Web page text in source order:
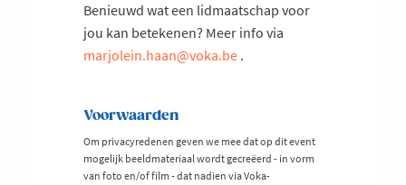
Benieuwd wat een lidmaatschap voor
jou kan betekenen? Meer info via
marjolein.haan@voka.be .
Voorwaarden
Om privacyredenen geven we mee dat op dit event
mogelijk beeldmateriaal wordt gecreëerd - in vorm
van foto en/of film - dat nadien via Voka-